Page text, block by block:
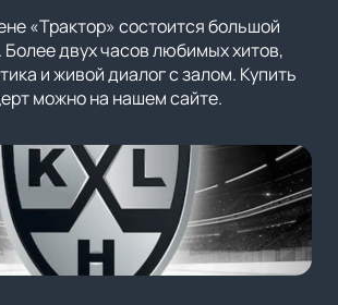
«Трактор» состоится большой
Более двух часов любимых хитов,
и живой диалог с залом. Купить
можно на нашем сайте.